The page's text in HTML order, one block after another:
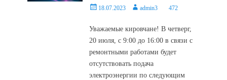
Posted18.07.2023 Authoradmin3 472
Уважаемые кировчане! В четверг,
20 июля, с 9:00 до 16:00 в связи с
ремонтными работами будет
отсутствовать подача
электроэнергии по следующим